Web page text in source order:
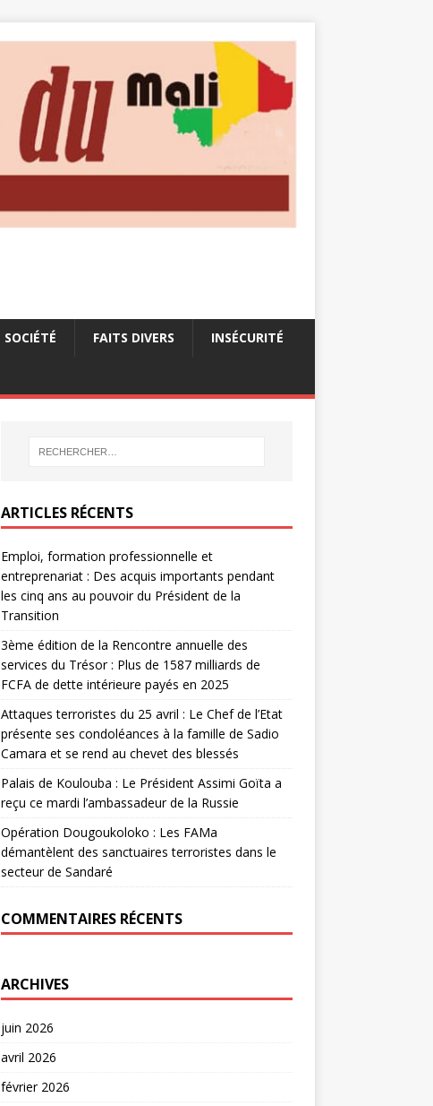
SOCIÉTÉ FAITS DIVERS INSÉCURITÉ
ARTICLES RÉCENTS
Emploi, formation professionnelle et
entreprenariat : Des acquis importants pendant
les cinq ans au pouvoir du Président de la
Transition
3ème édition de la Rencontre annuelle des
services du Trésor : Plus de 1587 milliards de
FCFA de dette intérieure payés en 2025
Attaques terroristes du 25 avril : Le Chef de l’Etat
présente ses condoléances à la famille de Sadio
Camara et se rend au chevet des blessés
Palais de Koulouba : Le Président Assimi Goïta a
reçu ce mardi l’ambassadeur de la Russie
Opération Dougoukoloko : Les FAMa
démantèlent des sanctuaires terroristes dans le
secteur de Sandaré
COMMENTAIRES RÉCENTS
ARCHIVES
juin 2026
avril 2026
février 2026